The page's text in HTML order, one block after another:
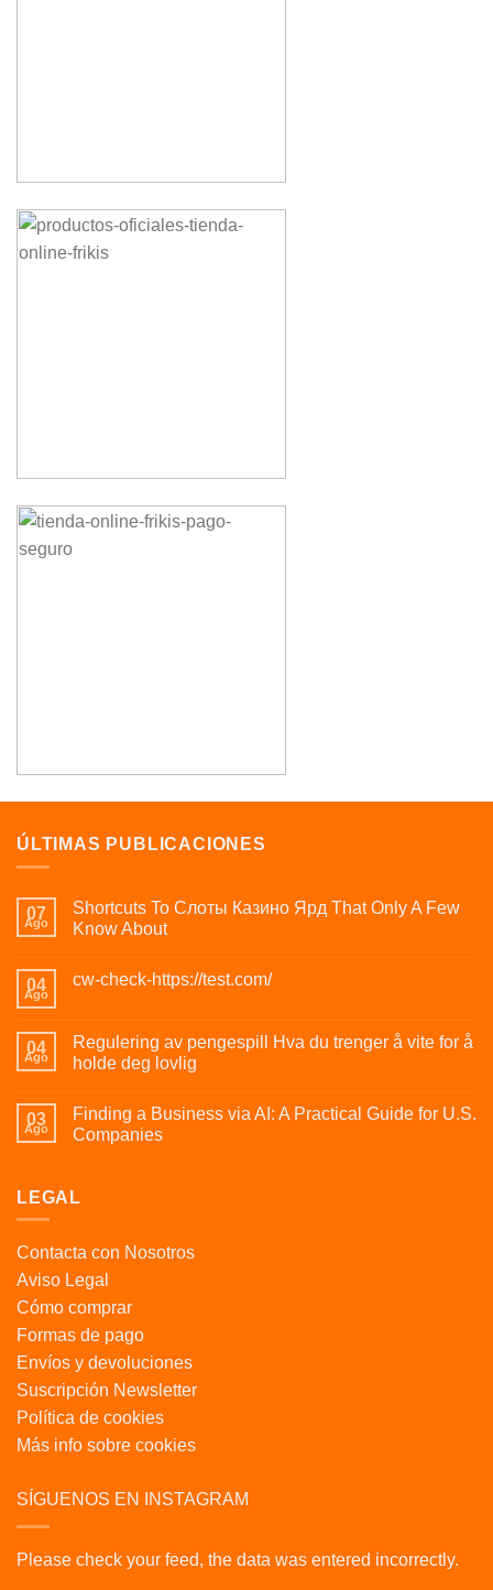
ÚLTIMAS PUBLICACIONES
07
Ago
Shortcuts To Слоты Казино Ярд That Only A Few
Know About
04
Ago
cw-check-https://test.com/
04
Ago
Regulering av pengespill Hva du trenger å vite for å
holde deg lovlig
03
Ago
Finding a Business via AI: A Practical Guide for U.S.
Companies
LEGAL
Contacta con Nosotros
Aviso Legal
Cómo comprar
Formas de pago
Envíos y devoluciones
Suscripción Newsletter
Política de cookies
Más info sobre cookies
SÍGUENOS EN INSTAGRAM
Please check your feed, the data was entered incorrectly.